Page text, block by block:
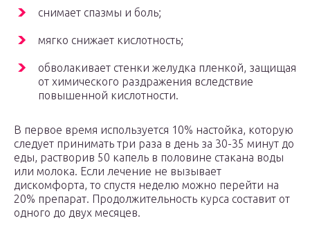
снимает спазмы и боль;
мягко снижает кислотность;
обволакивает стенки желудка пленкой, защищая
от химического раздражения вследствие
повышенной кислотности.
В первое время используется 10% настойка, которую
следует принимать три раза в день за 30-35 минут до
еды, растворив 50 капель в половине стакана воды
или молока. Если лечение не вызывает
дискомфорта, то спустя неделю можно перейти на
20% препарат. Продолжительность курса составит от
одного до двух месяцев.